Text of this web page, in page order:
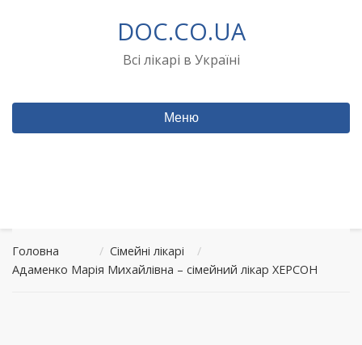
DOC.CO.UA
Всі лікарі в Україні
Меню
Головна / Сімейні лікарі
/
Адаменко Марія Михайлівна – сімейний лікар ХЕРСОН